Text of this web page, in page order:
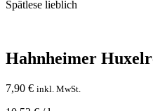
Spätlese lieblich
Hahnheimer
7,90 € inkl. MwSt.